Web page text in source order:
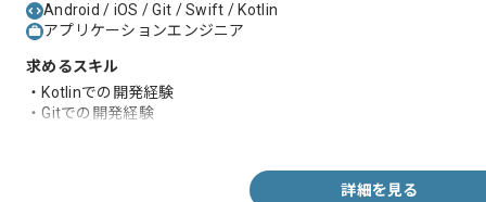
Android / iOS / Git / Swift / Kotlin
アプリケーションエンジニア
求めるスキル
・Kotlinでの開発経験
・Gitでの開発経験
詳細を見る